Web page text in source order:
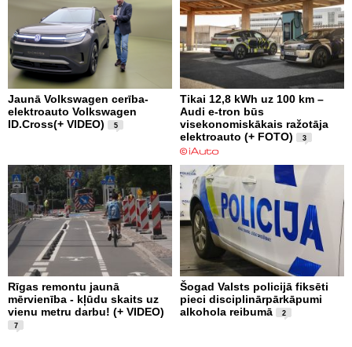
Jaunā Volkswagen cerība-
elektroauto Volkswagen
ID.Cross(+ VIDEO)
5
Tikai 12,8 kWh uz 100 km –
Audi e-tron būs
visekonomiskākais ražotāja
elektroauto (+ FOTO)
3
Rīgas remontu jaunā
mērvienība - kļūdu skaits uz
vienu metru darbu! (+ VIDEO)
7
Šogad Valsts policijā fiksēti
pieci disciplinārpārkāpumi
alkohola reibumā
2